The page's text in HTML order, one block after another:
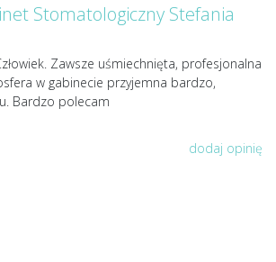
Stomatologiczny Stefania
Zawsze uśmiechnięta, profesjonalna
w gabinecie przyjemna bardzo,
Bardzo polecam
dodaj opinię